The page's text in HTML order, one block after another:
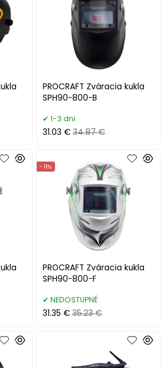
PROCRAFT Zváracia kukla
SPH90-800-B
1-3 dni
31.03 € 34.87 €
PROCRAFT Zváracia kukla
SPH90-800-F
- 11%
NEDOSTUPNÉ
31.35 € 35.23 €